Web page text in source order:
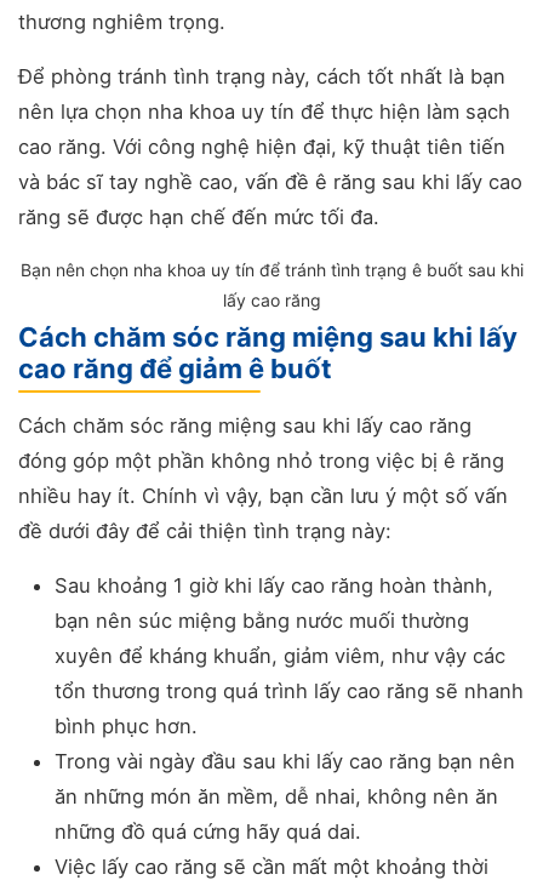
thương nghiêm trọng.
Để phòng tránh tình trạng này, cách tốt nhất là bạn
nên lựa chọn nha khoa uy tín để thực hiện làm sạch
cao răng. Với công nghệ hiện đại, kỹ thuật tiên tiến
và bác sĩ tay nghề cao, vấn đề ê răng sau khi lấy cao
răng sẽ được hạn chế đến mức tối đa.
Bạn nên chọn nha khoa uy tín để tránh tình trạng ê buốt sau khi
lấy cao răng
Cách chăm sóc răng miệng sau khi lấy
cao răng để giảm ê buốt
Cách chăm sóc răng miệng sau khi lấy cao răng
đóng góp một phần không nhỏ trong việc bị ê răng
nhiều hay ít. Chính vì vậy, bạn cần lưu ý một số vấn
đề dưới đây để cải thiện tình trạng này:
Sau khoảng 1 giờ khi lấy cao răng hoàn thành,
bạn nên súc miệng bằng nước muối thường
xuyên để kháng khuẩn, giảm viêm, như vậy các
tổn thương trong quá trình lấy cao răng sẽ nhanh
bình phục hơn.
Trong vài ngày đầu sau khi lấy cao răng bạn nên
ăn những món ăn mềm, dễ nhai, không nên ăn
những đồ quá cứng hãy quá dai.
Việc lấy cao răng sẽ cần mất một khoảng thời